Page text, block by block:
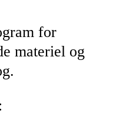
for
materiel og